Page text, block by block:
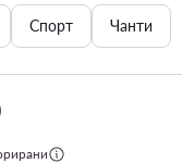
Спорт Чанти